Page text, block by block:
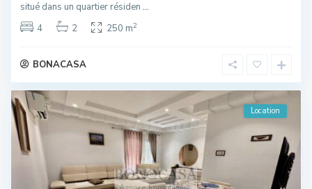
situé dans un quartier résiden ...
4
2 250 m2
BONACASA
Location